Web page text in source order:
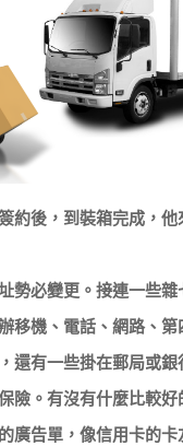
約後，到裝箱完成，他
勢必變更。接連一些雜
移機、電話、網路、第
還有一些掛在郵局或
險。有沒有什麼比較好
廣告單，像信用卡的卡